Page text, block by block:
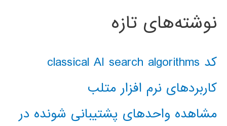
نوشته‌های تازه
کد classical AI search algorithms
کاربردهای نرم افزار متلب
مشاهده واحدهای پشتیبانی شونده در